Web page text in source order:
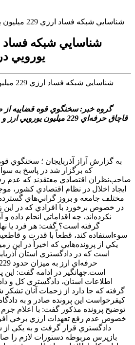
شناسايي شبکه فساد ارزي 229 ميليون يورويي در آذربايجان غربي
يورويي
گروه خبر: سخنگوي قوه قضاييه از
قاچاق حرفه‌اي 229 ميليون
به گزارش آراز آذربايجان ؛ سخنگوي
که برگزار شد در پاسخ به
صاحب‌نظران اقتصادي معتقدند که عدم
ايجاد اخلال در نظام اقتصادي
مختلف جامعه و بروز گراني‌هاي
در خصوص برخورد با افرادي که در اين
نکرده‌اند، چه اقداماتي انجام داده
گرفته است؟ گفت: هر فرد يا
سوءاستفاده کند، قطعاً با قدرت و
يکي از پرونده‌هايي که اخيراً در اين
است که در دادگستري استان
است.جهانگير در ادامه گفت: اين
اطلاعات استان، دادگستري کل و
گرفته که جا دارد از زحمات آنان تشکر
کيفرخواست اين پرونده صادر و به
توضيح پرونده مذکور گفت: با اعلام جرم
خصوص عدم رفع تعهدات ارزي برخي
دادگستري قرار گرفت و به يکي
بازپرس مربوطه دستورات لازم را